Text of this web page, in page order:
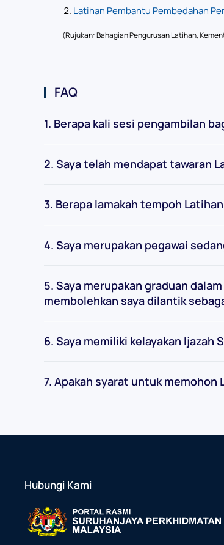
Latihan Pembantu Pembedahan
(Rujukan: Bahagian Pengurusan Latihan,
FAQ
1. Berapa kali sesi pengambilan
2. Saya telah mendapat tawaran
3. Berapa lamakah tempoh
4. Saya merupakan pegawai
5. Saya merupakan graduan
membolehkan saya dilantik
6. Saya memiliki kelayakan Ijazah
7. Apakah syarat untuk memohon
Hubungi Kami